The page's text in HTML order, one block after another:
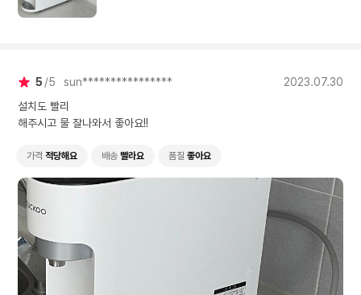
5 5 sun****************
2023.07.30
설치도 빨리
해주시고 물 잘나와서 좋아요!!
가격 적당해요 배송 빨라요 품질 좋아요